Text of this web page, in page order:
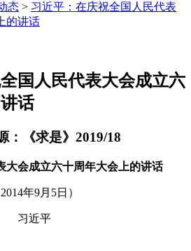
态 > 习近平：在庆祝全国人民代表
的讲话
国人民代表大会成立六
话
：《求是》2019/18
大会成立六十周年大会上的讲话
2014年9月5日）
习近平